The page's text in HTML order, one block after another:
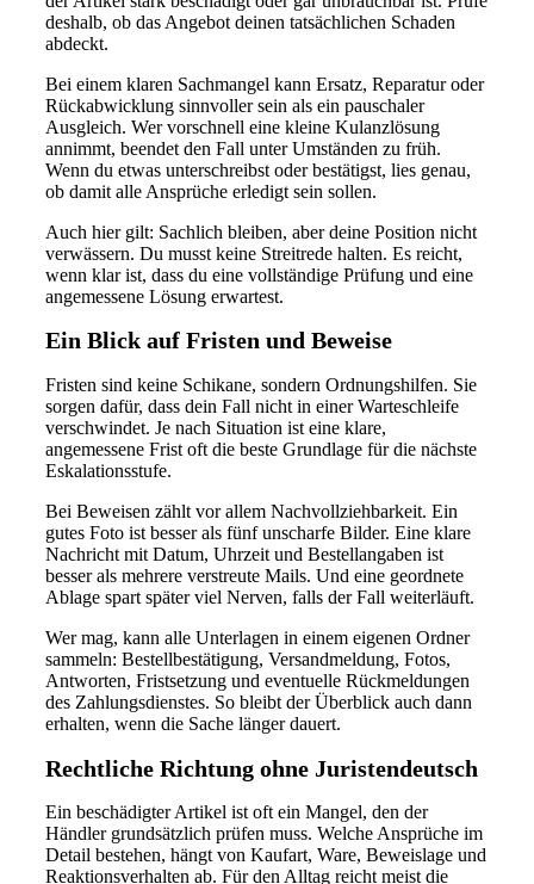
deshalb, ob das Angebot deinen tatsächlichen Schaden
abdeckt.
Bei einem klaren Sachmangel kann Ersatz, Reparatur oder
Rückabwicklung sinnvoller sein als ein pauschaler
Ausgleich. Wer vorschnell eine kleine Kulanzlösung
annimmt, beendet den Fall unter Umständen zu früh.
Wenn du etwas unterschreibst oder bestätigst, lies genau,
ob damit alle Ansprüche erledigt sein sollen.
Auch hier gilt: Sachlich bleiben, aber deine Position nicht
verwässern. Du musst keine Streitrede halten. Es reicht,
wenn klar ist, dass du eine vollständige Prüfung und eine
angemessene Lösung erwartest.
Ein Blick auf Fristen und Beweise
Fristen sind keine Schikane, sondern Ordnungshilfen. Sie
sorgen dafür, dass dein Fall nicht in einer Warteschleife
verschwindet. Je nach Situation ist eine klare,
angemessene Frist oft die beste Grundlage für die nächste
Eskalationsstufe.
Bei Beweisen zählt vor allem Nachvollziehbarkeit. Ein
gutes Foto ist besser als fünf unscharfe Bilder. Eine klare
Nachricht mit Datum, Uhrzeit und Bestellangaben ist
besser als mehrere verstreute Mails. Und eine geordnete
Ablage spart später viel Nerven, falls der Fall weiterläuft.
Wer mag, kann alle Unterlagen in einem eigenen Ordner
sammeln: Bestellbestätigung, Versandmeldung, Fotos,
Antworten, Fristsetzung und eventuelle Rückmeldungen
des Zahlungsdienstes. So bleibt der Überblick auch dann
erhalten, wenn die Sache länger dauert.
Rechtliche Richtung ohne Juristendeutsch
Ein beschädigter Artikel ist oft ein Mangel, den der
Händler grundsätzlich prüfen muss. Welche Ansprüche im
Detail bestehen, hängt von Kaufart, Ware, Beweislage und
Reaktionsverhalten ab. Für den Alltag reicht meist die